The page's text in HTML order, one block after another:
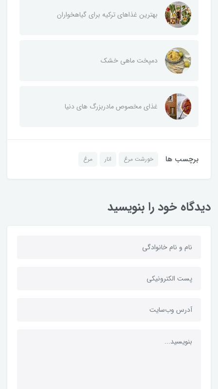
بهترین غذاهای ترکیه برای گیاهخواران
دمپخت ماهی خشک
غذای مخصوص مادربزرگ های دنیا
برچسب ها خورشت مرغ انار مرغ
دیدگاه خود را بنویسید